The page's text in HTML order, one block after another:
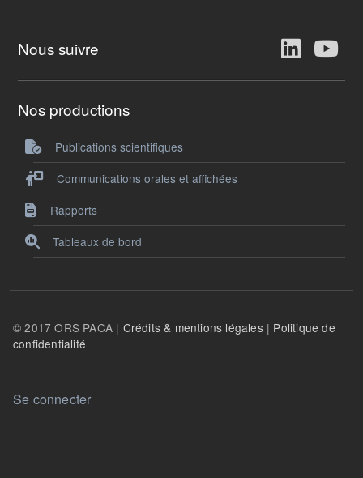
Nous suivre
Nos productions
Publications scientifiques
Communications orales et affichées
Rapports
Tableaux de bord
© 2017 ORS PACA | Crédits & mentions légales| Politique de
confidentialité
User account menu
Se connecter